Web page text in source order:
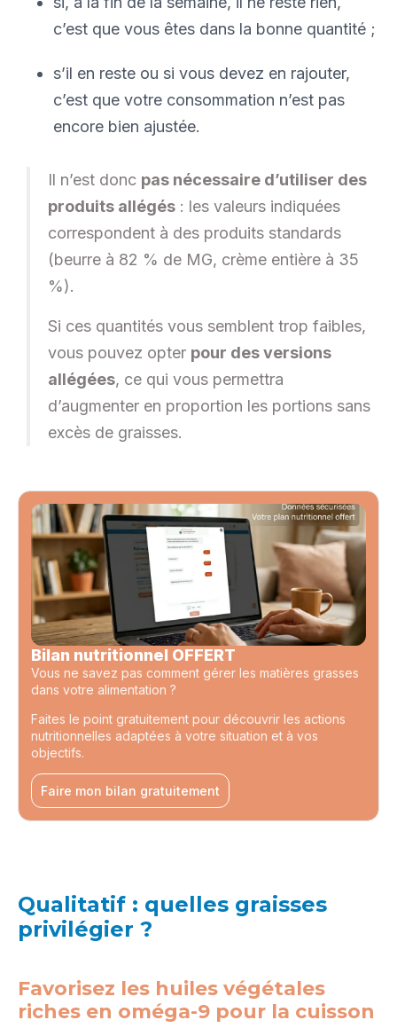
c’est que vous êtes dans la bonne quantité ;
s’il en reste ou si vous devez en rajouter,
c’est que votre consommation n’est pas
encore bien ajustée.
Il n’est donc pas nécessaire d’utiliser des
produits allégés : les valeurs indiquées
correspondent à des produits standards
(beurre à 82 % de MG, crème entière à 35
%).
Si ces quantités vous semblent trop faibles,
vous pouvez opter pour des versions
allégées, ce qui vous permettra
d’augmenter en proportion les portions sans
excès de graisses.
Bilan nutritionnel OFFERT
Vous ne savez pas comment gérer les matières grasses
dans votre alimentation ?
Faites le point gratuitement pour découvrir les actions
nutritionnelles adaptées à votre situation et à vos
objectifs.
Faire mon bilan gratuitement
Qualitatif : quelles graisses
privilégier ?
Favorisez les huiles végétales
riches en oméga-9 pour la cuisson